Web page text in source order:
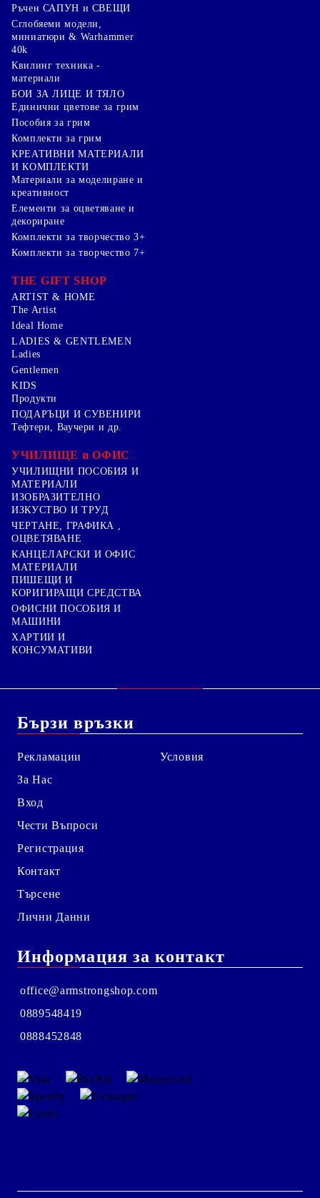
Ръчен САПУН и СВЕЩИ
Сглобяеми модели,
миниатюри & Warhammer
40k
Квилинг техника -
материали
БОИ ЗА ЛИЦЕ И ТЯЛО
Единични цветове за грим
Пособия за грим
Комплекти за грим
КРЕАТИВНИ МАТЕРИАЛИ
И КОМПЛЕКТИ
Mатериали за моделиране и
креативност
Елементи за оцветяване и
декориране
Комплекти за творчество 3+
Комплекти за творчество 7+
THE GIFT SHOP
ARTIST & HOME
The Artist
Ideal Home
LADIES & GENTLEMEN
Ladies
Gentlemen
KIDS
Продукти
ПОДАРЪЦИ И СУВЕНИРИ
Тефтери, Ваучери и др.
УЧИЛИЩЕ и ОФИС
УЧИЛИЩНИ ПОСОБИЯ И
МАТЕРИАЛИ
ИЗОБРАЗИТЕЛНО
ИЗКУСТВО И ТРУД
ЧЕРТАНЕ, ГРАФИКА ,
ОЦВЕТЯВАНЕ
КАНЦЕЛАРСКИ И ОФИС
МАТЕРИАЛИ
ПИШЕЩИ И
КОРИГИРАЩИ СРЕДСТВА
ОФИСНИ ПОСОБИЯ И
МАШИНИ
ХАРТИИ И
КОНСУМАТИВИ
Бързи връзки
Рекламации
За Нас
Вход
Чести Въпроси
Регистрация
Контакт
Търсене
Лични Данни
Условия
Информация за контакт
office@armstrongshop.com
0889548419
0888452848